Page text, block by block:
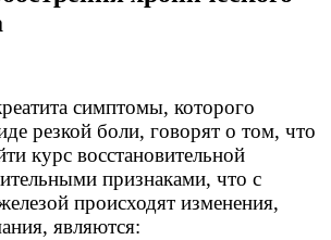
симптомы, которого
резкой боли, говорят о том, что
курс восстановительной
признаками, что с
происходят изменения,
являются: